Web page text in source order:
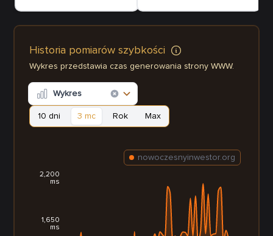
Historia pomiarów szybkości
Wykres przedstawia czas generowania strony WWW.
Wykres
10 dni 3 mc Rok Max
1,650
ms
2,200
ms
nowoczesnyinwestor.org